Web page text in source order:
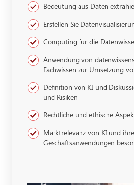
Bedeutung aus Daten
Erstellen Sie
Computing für die
Anwendung von
Fachwissen zur Umsetzung
Definition von KI und
und Risiken
Rechtliche und ethische
Marktrelevanz von KI und
Geschäftsanwendungen